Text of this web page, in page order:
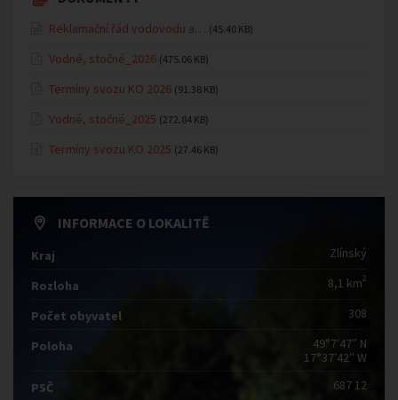
Reklamační řád vodovodu a… (45.40 KB)
Vodné, stočné_2026 (475.06 KB)
Termíny svozu KO 2026 (91.38 KB)
Vodné, stočné_2025 (272.84 KB)
Termíny svozu KO 2025 (27.46 KB)
INFORMACE O LOKALITĚ
Kraj Zlínský
Rozloha 8,1 km2
Počet obyvatel 308
Poloha
49°7′47″ N
17°37′42″ W
PSČ
687 12